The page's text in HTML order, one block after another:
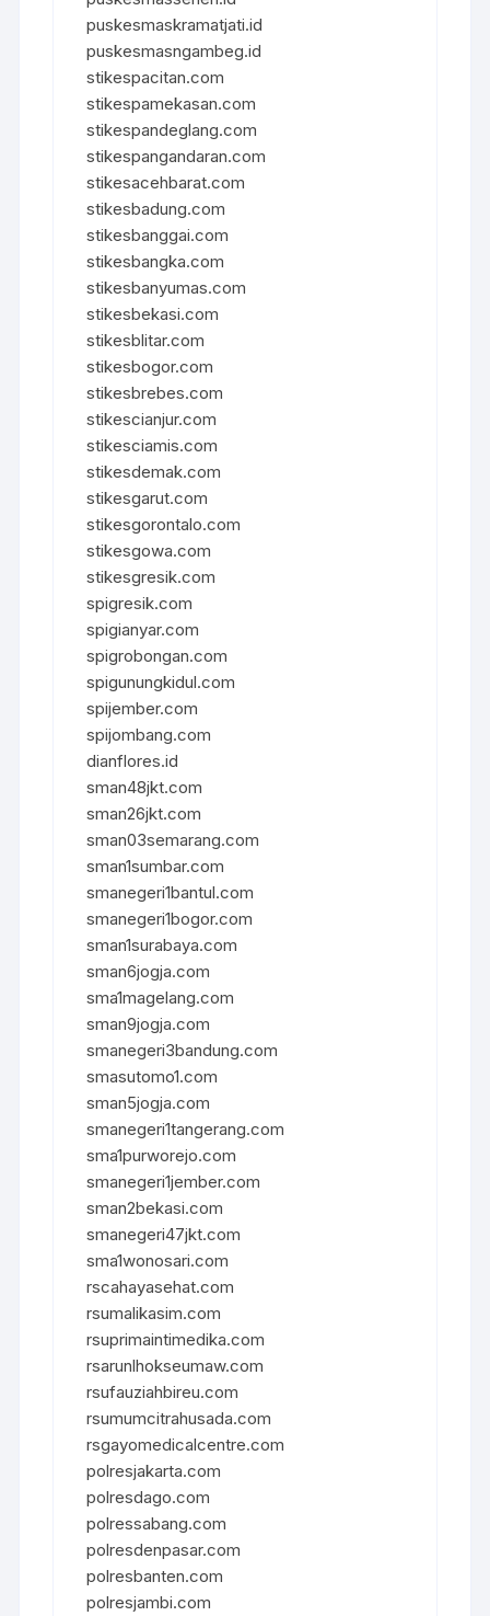
puskesmaskramatjati.id
puskesmasngambeg.id
stikespacitan.com
stikespamekasan.com
stikespandeglang.com
stikespangandaran.com
stikesacehbarat.com
stikesbadung.com
stikesbanggai.com
stikesbangka.com
stikesbanyumas.com
stikesbekasi.com
stikesblitar.com
stikesbogor.com
stikesbrebes.com
stikescianjur.com
stikesciamis.com
stikesdemak.com
stikesgarut.com
stikesgorontalo.com
stikesgowa.com
stikesgresik.com
spigresik.com
spigianyar.com
spigrobongan.com
spigunungkidul.com
spijember.com
spijombang.com
dianflores.id
sman48jkt.com
sman26jkt.com
sman03semarang.com
sman1sumbar.com
smanegeri1bantul.com
smanegeri1bogor.com
sman1surabaya.com
sman6jogja.com
sma1magelang.com
sman9jogja.com
smanegeri3bandung.com
smasutomo1.com
sman5jogja.com
smanegeri1tangerang.com
sma1purworejo.com
smanegeri1jember.com
sman2bekasi.com
smanegeri47jkt.com
sma1wonosari.com
rscahayasehat.com
rsumalikasim.com
rsuprimaintimedika.com
rsarunlhokseumaw.com
rsufauziahbireu.com
rsumumcitrahusada.com
rsgayomedicalcentre.com
polresjakarta.com
polresdago.com
polressabang.com
polresdenpasar.com
polresbanten.com
polresjambi.com